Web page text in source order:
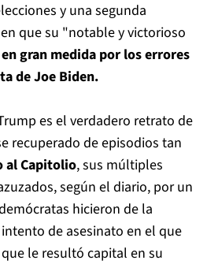
y una segunda
que su "notable y victorioso
gran medida por los errores
de Joe Biden.
es el verdadero retrato de
recuperado de episodios tan
al Capitolio, sus múltiples
según el diario, por un
hicieron de la
de asesinato en el que
le resultó capital en su